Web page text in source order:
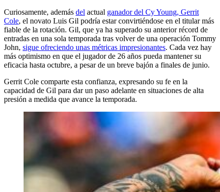
Curiosamente, además del actual ganador del Cy Young, Gerrit
Cole, el novato Luis Gil podría estar convirtiéndose en el titular más
fiable de la rotación. Gil, que ya ha superado su anterior récord de
entradas en una sola temporada tras volver de una operación Tommy
John, sigue ofreciendo unas métricas impresionantes. Cada vez hay
más optimismo en que el jugador de 26 años pueda mantener su
eficacia hasta octubre, a pesar de un breve bajón a finales de junio.
Gerrit Cole comparte esta confianza, expresando su fe en la
capacidad de Gil para dar un paso adelante en situaciones de alta
presión a medida que avance la temporada.